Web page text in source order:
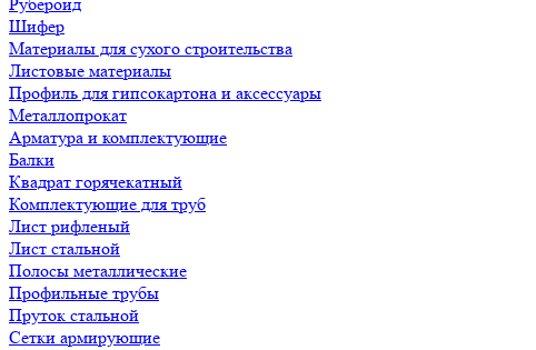
Шифер
Материалы для сухого строительства
Листовые материалы
Профиль для гипсокартона и аксессуары
Металлопрокат
Арматура и комплектующие
Балки
Квадрат горячекатный
Комплектующие для труб
Лист рифленый
Лист стальной
Полосы металлические
Профильные трубы
Пруток стальной
Сетки армирующие